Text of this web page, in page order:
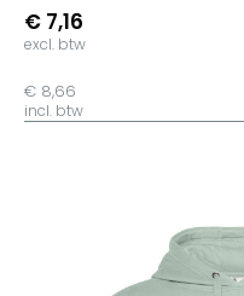
€ 7,16
excl. btw
€ 8,66
incl. btw